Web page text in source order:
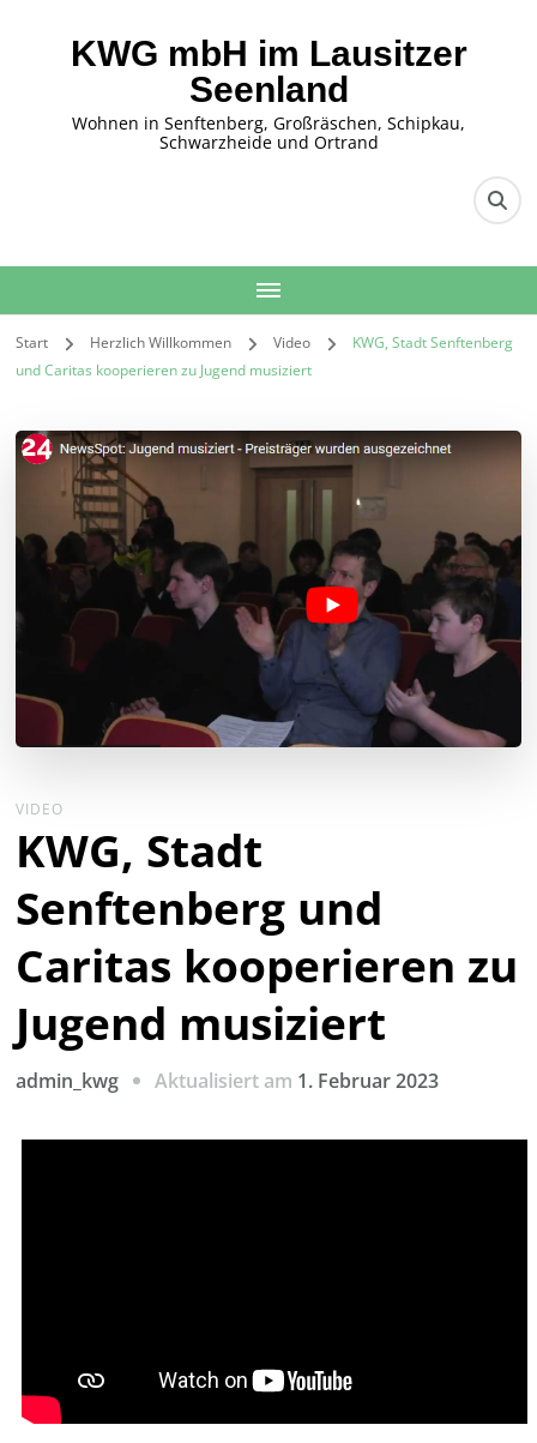
KWG mbH im Lausitzer
Seenland
Wohnen in Senftenberg, Großräschen, Schipkau,
Schwarzheide und Ortrand
Start Herzlich Willkommen Video
KWG, Stadt Senftenberg
und Caritas kooperieren zu Jugend musiziert
VIDEO
KWG, Stadt
Senftenberg und
Caritas kooperieren zu
Jugend musiziert
admin_kwg Aktualisiert am 1. Februar 2023